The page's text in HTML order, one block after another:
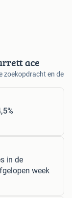
ace
zoekopdracht en de
in de
week